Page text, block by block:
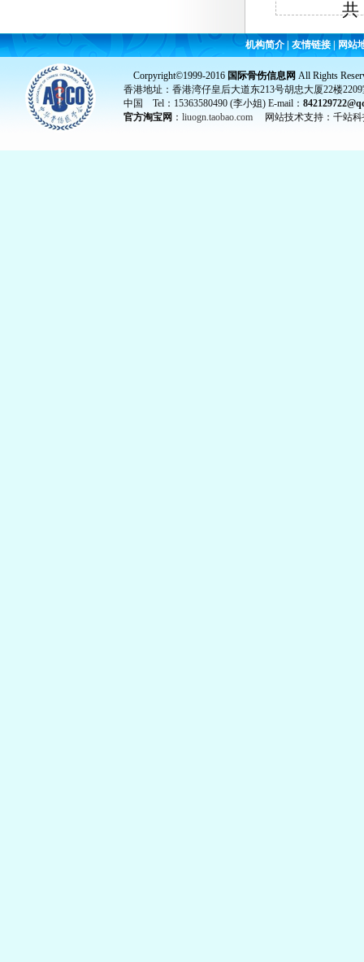
共
机构简介| 友情链接 |网站
Corpyright©1999-2016 国际骨伤信息网 All Rights
香港地址：香港湾仔皇后大道东213号胡忠大厦22楼
中国 Tel：15363580490 (李小姐) E-mail：
官方淘宝网 ： liuogn.taobao.com 网站技术支持：千站科